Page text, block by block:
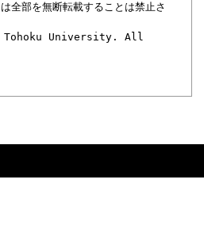
全部を無断転載することは禁止さ
Tohoku University. All